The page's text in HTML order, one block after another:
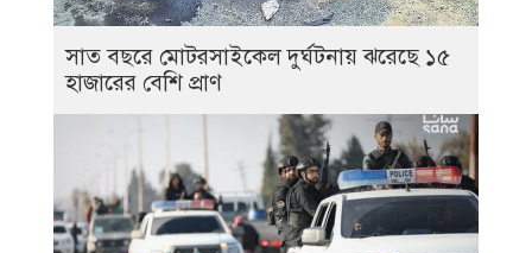
সাত বছরে মোটরসাইকেল দুর্ঘটনায় ঝরেছে ১৫
হাজারের বেশি প্রাণ